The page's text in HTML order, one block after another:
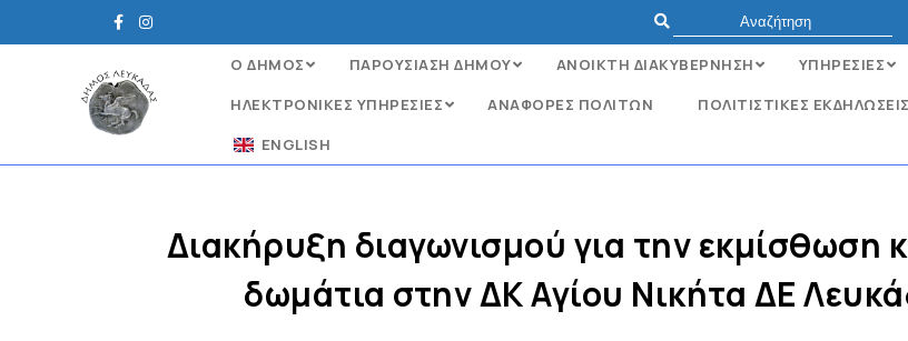
Ο ΔΗΜΟΣ ΠΑΡΟΥΣΙΑΣΗ ΔΗΜΟΥ ΑΝΟΙΚΤΗ ΔΙΑΚΥΒΕΡΝΗΣΗ ΥΠΗΡΕΣΙΕΣ
ΗΛΕΚΤΡΟΝΙΚΈΣ ΥΠΗΡΕΣΊΕΣ
ΑΝΑΦΟΡΈΣ ΠΟΛΙΤΏΝ ΠΟΛΙΤΙΣΤΙΚΕΣ ΕΚΔΗΛΩΣΕΙΣ
ENGLISH
Διακήρυξη διαγωνισμού για την εκμίσθωση
δωμάτια στην ΔΚ Αγίου Νικήτα ΔΕ